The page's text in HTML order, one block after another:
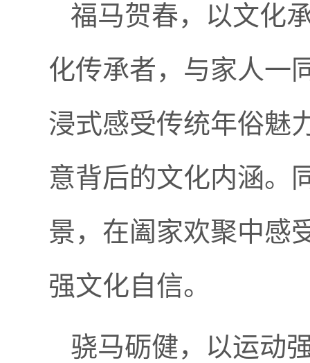
福马贺春，以文化
化传承者，与家人一
浸式感受传统年俗魅
意背后的文化内涵。
景，在阖家欢聚中感
强文化自信。
骁马砺健，以运动